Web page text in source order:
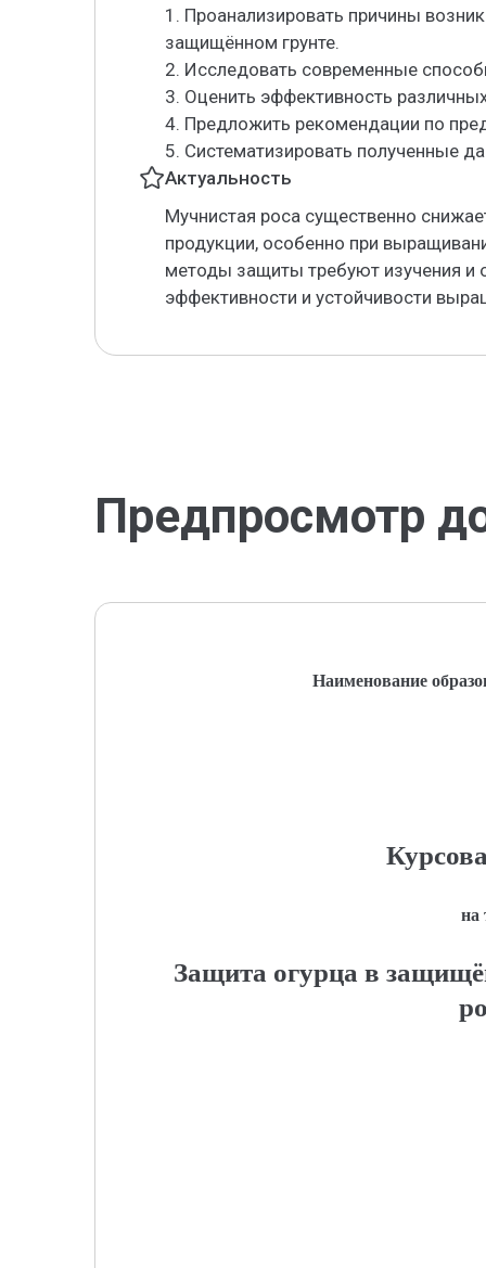
1. Проанализировать причины
защищённом грунте.
2. Исследовать современные
3. Оценить эффективность
4. Предложить рекомендации по
5. Систематизировать полученные
Актуальность
Мучнистая роса существенно
продукции, особенно при
методы защиты требуют изучения
эффективности и устойчивости
Предпросмотр
Наименование
на
Защита огурца в